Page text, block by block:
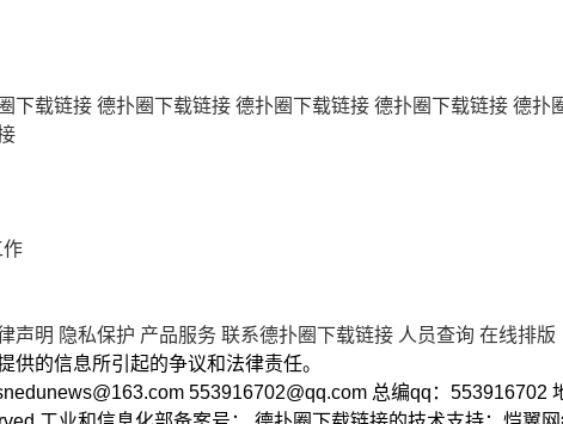
下载链接 德扑圈下载链接 德扑圈下载链接 德扑圈下载链接 德扑
作
声明 隐私保护 产品服务 联系德扑圈下载链接 人员查询 在线排版
的信息所引起的争议和法律责任。
553916702@qq.com 总编qq：553916702